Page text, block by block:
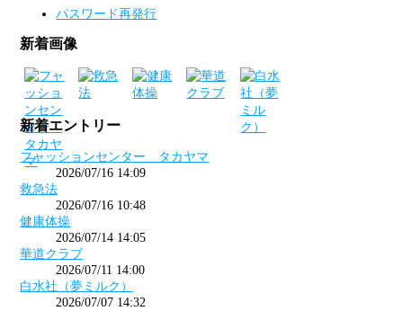
パスワード再発行
新着画像
新着エントリー
フャッションセンター タカヤマ
2026/07/16 14:09
救急法
2026/07/16 10:48
健康体操
2026/07/14 14:05
華道クラブ
2026/07/11 14:00
白水社（夢ミルク）
2026/07/07 14:32